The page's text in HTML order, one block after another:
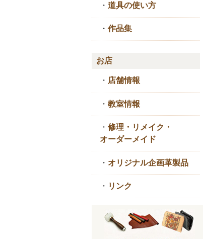
・ 道具の使い方
・ 作品集
お店
・ 店舗情報
・ 教室情報
・ 修理・リメイク・
オーダーメイド
・ オリジナル企画革製品
・ リンク